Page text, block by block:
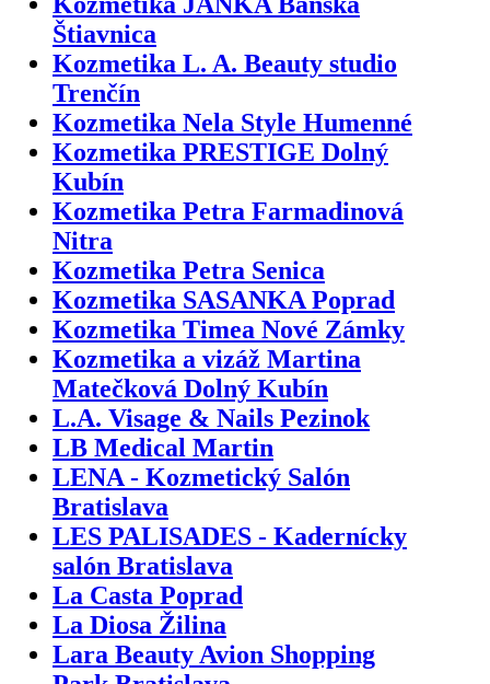
Štiavnica
Kozmetika L. A. Beauty studio
Trenčín
Kozmetika Nela Style Humenné
Kozmetika PRESTIGE Dolný
Kubín
Kozmetika Petra Farmadinová
Nitra
Kozmetika Petra Senica
Kozmetika SASANKA Poprad
Kozmetika Timea Nové Zámky
Kozmetika a vizáž Martina
Matečková Dolný Kubín
L.A. Visage & Nails Pezinok
LB Medical Martin
LENA - Kozmetický Salón
Bratislava
LES PALISADES - Kadernícky
salón Bratislava
La Casta Poprad
La Diosa Žilina
Lara Beauty Avion Shopping